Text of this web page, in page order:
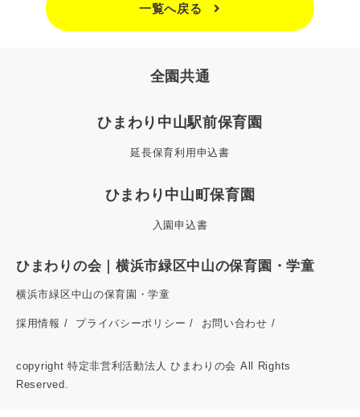
一覧へ戻る
全園共通
ひまわり中山駅前保育園
延長保育利用申込書
ひまわり中山町保育園
入園申込書
ひまわりの会｜横浜市緑区中山の保育園・学童
横浜市緑区中山の保育園・学童
採用情報 プライバシーポリシー お問い合わせ
copyright 特定非営利活動法人 ひまわりの会 All Rights
Reserved.